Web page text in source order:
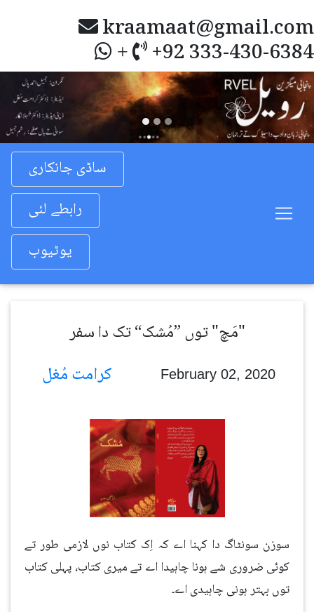
kraamaat@gmail.com
+ +92 333-430-6384
Previous
ساڈی جانکاری
رابطے لئی
یوٹیوب
مَچ" توں ”مُشک“ تک دا سفر"
February 02, 2020
سوزن سونٹاگ دا کہنا اے کہ اِک کتاب نوں لازمی طور تے
کوئی ضروری شے ہونا چاہیدا اے تے میری کتاب، پہلی کتاب
توں بہتر ہونی چاہیدی اے۔